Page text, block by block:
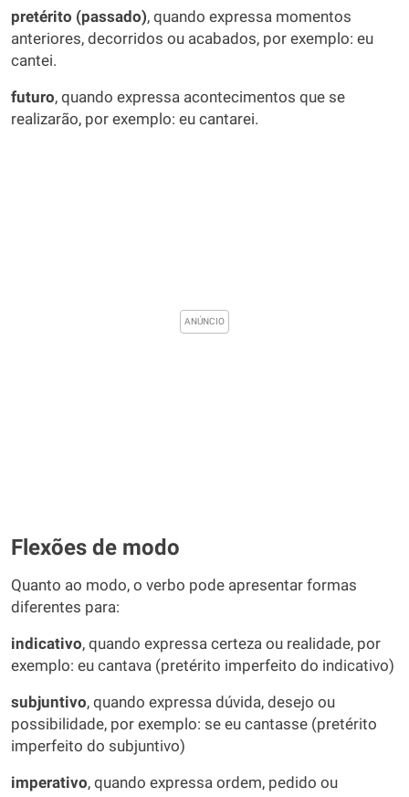
pretérito (passado), quando expressa momentos
anteriores, decorridos ou acabados, por exemplo: eu
cantei.
futuro, quando expressa acontecimentos que se
realizarão, por exemplo: eu cantarei.
Flexões de modo
Quanto ao modo, o verbo pode apresentar formas
diferentes para:
indicativo, quando expressa certeza ou realidade, por
exemplo: eu cantava (pretérito imperfeito do indicativo)
subjuntivo, quando expressa dúvida, desejo ou
possibilidade, por exemplo: se eu cantasse (pretérito
imperfeito do subjuntivo)
imperativo, quando expressa ordem, pedido ou